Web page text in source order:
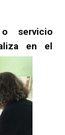
servicio
en el